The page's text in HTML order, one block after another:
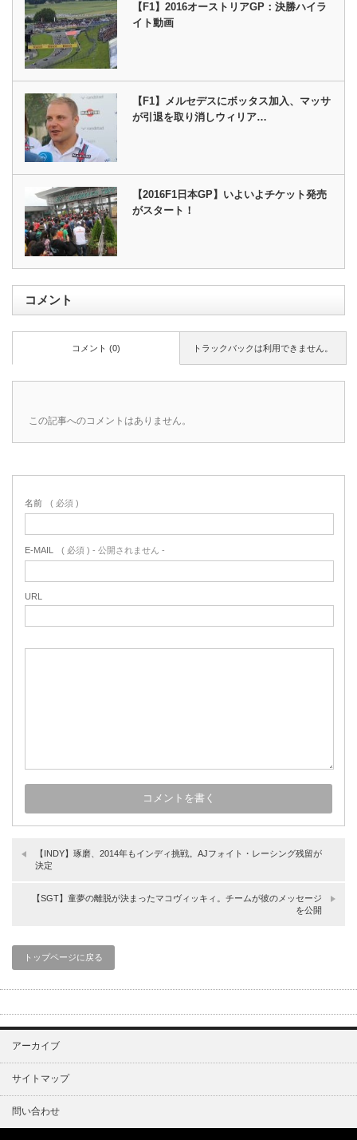
【F1】2016オーストリアGP：決勝ハイラ
イト動画
【F1】メルセデスにボッタス加入、マッサ
が引退を取り消しウィリア…
【2016F1日本GP】いよいよチケット発売
がスタート！
コメント
トラックバックは利用できません。
コメント (0)
この記事へのコメントはありません。
名前 ( 必須 )
E-MAIL ( 必須 ) - 公開されません -
URL
【INDY】琢磨、2014年もインディ挑戦。AJフォイト・レーシング残留が
決定
【SGT】童夢の離脱が決まったマコヴィッキィ。チームが彼のメッセージ
を公開
トップページに戻る
アーカイブ
サイトマップ
問い合わせ